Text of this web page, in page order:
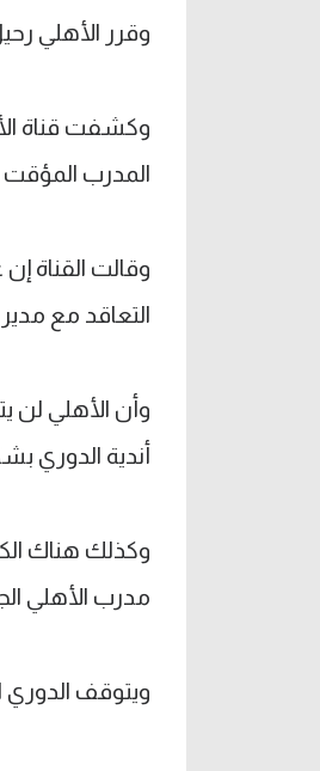
وقرر الأهلي
وكشفت قناة
المدرب المؤقت
وقالت القناة
التعاقد مع
وأن الأهلي لن
أندية الدوري
وكذلك هناك
مدرب الأهلي
ويتوقف الدوري